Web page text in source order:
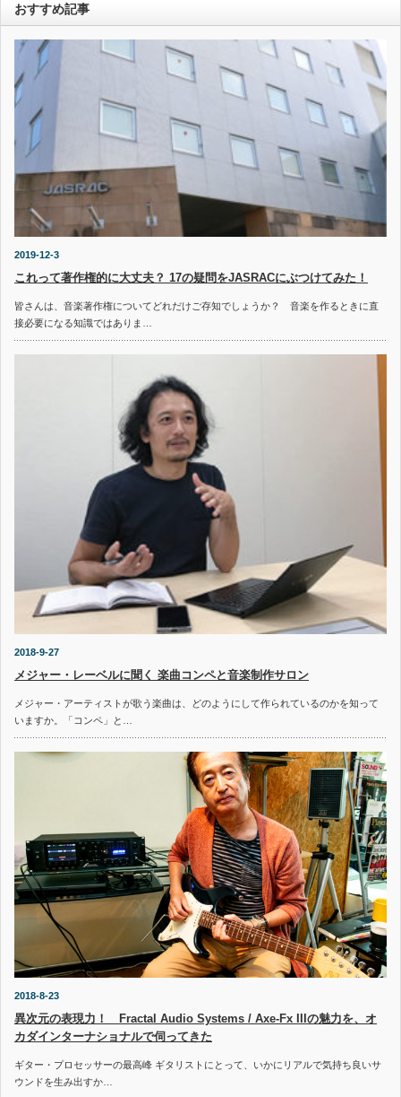
おすすめ記事
2019-12-3
これって著作権的に大丈夫？ 17の疑問をJASRACにぶつけてみた！
皆さんは、音楽著作権についてどれだけご存知でしょうか？ 音楽を作るときに直
接必要になる知識ではありま…
2018-9-27
メジャー・レーベルに聞く 楽曲コンペと音楽制作サロン
メジャー・アーティストが歌う楽曲は、どのようにして作られているのかを知って
いますか。「コンペ」と…
2018-8-23
異次元の表現力！ Fractal Audio Systems / Axe-Fx IIIの魅力を、オ
カダインターナショナルで伺ってきた
ギター・プロセッサーの最高峰 ギタリストにとって、いかにリアルで気持ち良いサ
ウンドを生み出すか…